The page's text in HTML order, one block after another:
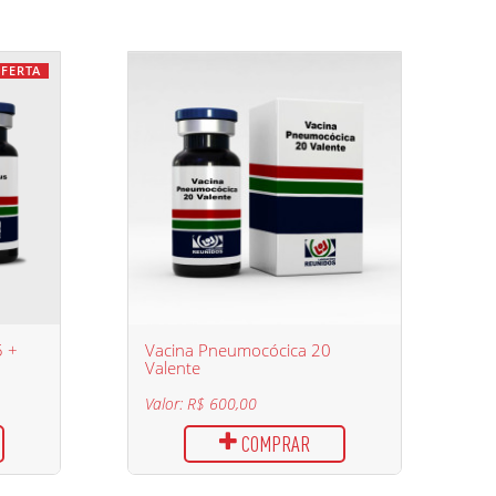
+
Vacina Pneumocócica 20
Valente
Valor: R$ 600,00
COMPRAR